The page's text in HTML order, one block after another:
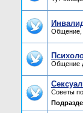
Общение,
Общение
Советы